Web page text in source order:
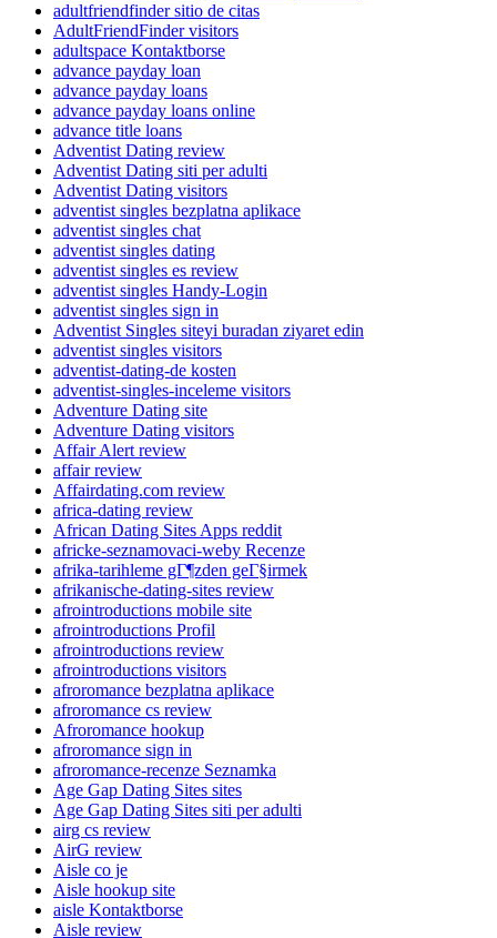
adultfriendfinder sitio de citas
AdultFriendFinder visitors
adultspace Kontaktborse
advance payday loan
advance payday loans
advance payday loans online
advance title loans
Adventist Dating review
Adventist Dating siti per adulti
Adventist Dating visitors
adventist singles bezplatna aplikace
adventist singles chat
adventist singles dating
adventist singles es review
adventist singles Handy-Login
adventist singles sign in
Adventist Singles siteyi buradan ziyaret edin
adventist singles visitors
adventist-dating-de kosten
adventist-singles-inceleme visitors
Adventure Dating site
Adventure Dating visitors
Affair Alert review
affair review
Affairdating.com review
africa-dating review
African Dating Sites Apps reddit
africke-seznamovaci-weby Recenze
afrika-tarihleme gГ¶zden geГ§irmek
afrikanische-dating-sites review
afrointroductions mobile site
afrointroductions Profil
afrointroductions review
afrointroductions visitors
afroromance bezplatna aplikace
afroromance cs review
Afroromance hookup
afroromance sign in
afroromance-recenze Seznamka
Age Gap Dating Sites sites
Age Gap Dating Sites siti per adulti
airg cs review
AirG review
Aisle co je
Aisle hookup site
aisle Kontaktborse
Aisle review